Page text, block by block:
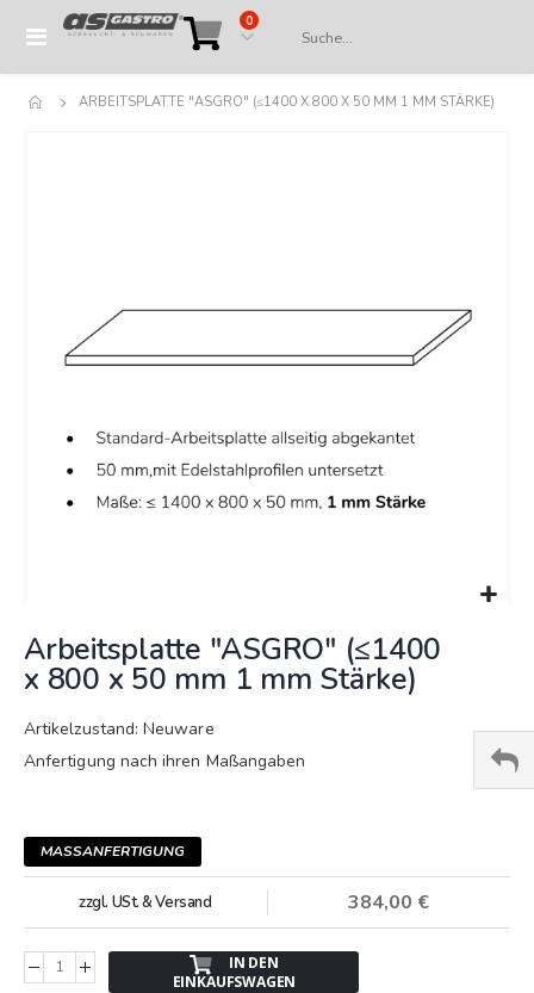
Navigation
Cart
0Artikel
ARBEITSPLATTE "ASGRO" (≤1400 X 800 X 50 MM 1 MM STÄRKE)
zum
Anfang
der
Bildergalerie
Arbeitsplatte "ASGRO" (≤1400
x 800 x 50 mm 1 mm Stärke)
Artikelzustand: Neuware
Anfertigung nach ihren Maßangaben
MASSANFERTIGUNG
384,00 €
zzgl. USt. & Versand
IN DEN
EINKAUFSWAGEN